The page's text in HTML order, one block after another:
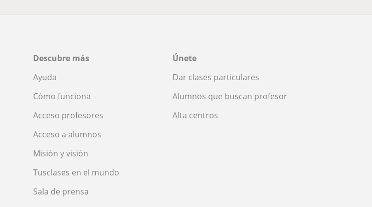
Descubre más
Ayuda
Cómo funciona
Acceso profesores
Acceso a alumnos
Misión y visión
Tusclases en el mundo
Sala de prensa
Únete
Dar clases particulares
Alumnos que buscan profesor
Alta centros